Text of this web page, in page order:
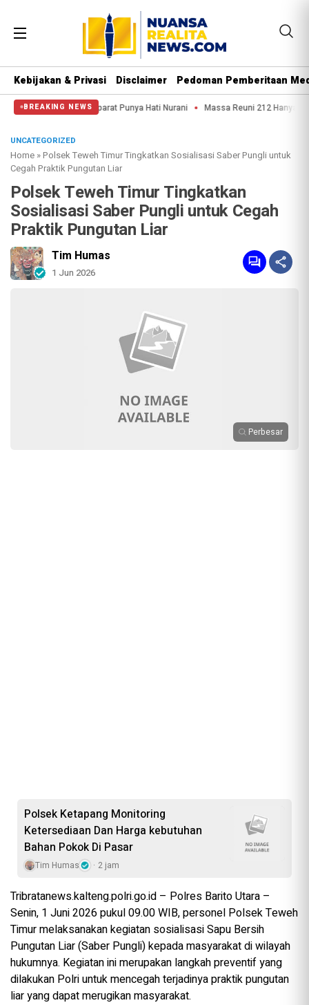
Kebijakan & Privasi Disclaimer Pedoman Pemberitaan
BREAKING NEWS
Aparat Punya Hati Nurani Massa Reuni 212 Hanya Bisa Sampai
UNCATEGORIZED
Home »Polsek Teweh Timur Tingkatkan Sosialisasi Saber Pungli untuk
Cegah Praktik Pungutan Liar
Polsek Teweh Timur Tingkatkan
Sosialisasi Saber Pungli untuk Cegah
Praktik Pungutan Liar
Tim Humas
1 Jun 2026
Perbesar
‎Polsek Ketapang Monitoring
Ketersediaan Dan Harga kebutuhan
Bahan Pokok Di Pasar
Tim Humas 2 jam
Tribratanews.kalteng.polri.go.id – Polres Barito Utara –
Senin, 1 Juni 2026 pukul 09.00 WIB, personel Polsek Teweh
Timur melaksanakan kegiatan sosialisasi Sapu Bersih
Pungutan Liar (Saber Pungli) kepada masyarakat di wilayah
hukumnya. Kegiatan ini merupakan langkah preventif yang
dilakukan Polri untuk mencegah terjadinya praktik pungutan
liar yang dapat merugikan masyarakat.